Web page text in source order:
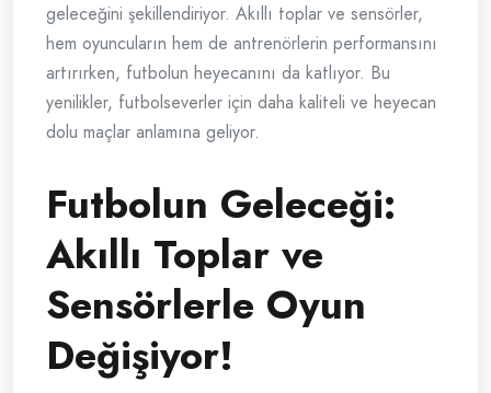
geleceğini şekillendiriyor. Akıllı toplar ve sensörler,
hem oyuncuların hem de antrenörlerin performansını
artırırken, futbolun heyecanını da katlıyor. Bu
yenilikler, futbolseverler için daha kaliteli ve heyecan
dolu maçlar anlamına geliyor.
Futbolun Geleceği:
Akıllı Toplar ve
Sensörlerle Oyun
Değişiyor!